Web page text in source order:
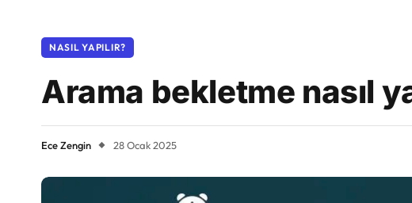
NASIL YAPILIR?
Arama bekletme nasıl
Ece Zengin 28 Ocak 2025